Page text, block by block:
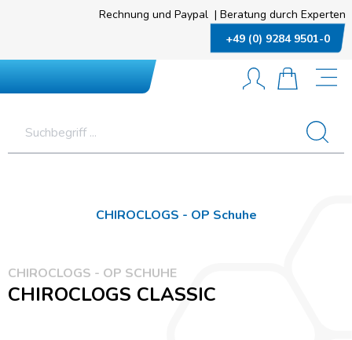
Rechnung und Paypal | Beratung durch Experten
+49 (0) 9284 9501-0
CHIROCLOGS - OP Schuhe
CHIROCLOGS - OP SCHUHE
CHIROCLOGS CLASSIC